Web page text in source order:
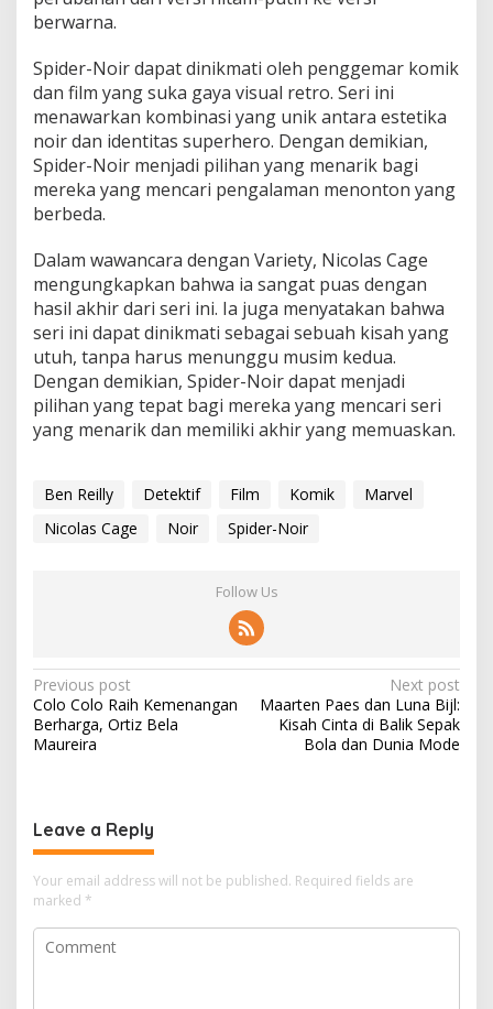
berwarna.
Spider-Noir dapat dinikmati oleh penggemar komik
dan film yang suka gaya visual retro. Seri ini
menawarkan kombinasi yang unik antara estetika
noir dan identitas superhero. Dengan demikian,
Spider-Noir menjadi pilihan yang menarik bagi
mereka yang mencari pengalaman menonton yang
berbeda.
Dalam wawancara dengan Variety, Nicolas Cage
mengungkapkan bahwa ia sangat puas dengan
hasil akhir dari seri ini. Ia juga menyatakan bahwa
seri ini dapat dinikmati sebagai sebuah kisah yang
utuh, tanpa harus menunggu musim kedua.
Dengan demikian, Spider-Noir dapat menjadi
pilihan yang tepat bagi mereka yang mencari seri
yang menarik dan memiliki akhir yang memuaskan.
Ben Reilly Detektif Film Komik
Marvel
Nicolas Cage
Noir Spider-Noir
Follow Us
P
o
s
a
v
i
g
Previous post
Colo Colo Raih Kemenangan
Berharga, Ortiz Bela
Maureira
Next post
Maarten Paes dan Luna Bijl:
Kisah Cinta di Balik Sepak
Bola dan Dunia Mode
Leave a Reply
Your email address will not be published. Required fields are
marked *